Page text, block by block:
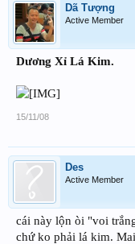
Dã Tượng
Active Member
Dương Xỉ Lá Kim.
15/11/08
Des
Active Member
cái này lộn òi "voi
chứ ko phải lá kim.